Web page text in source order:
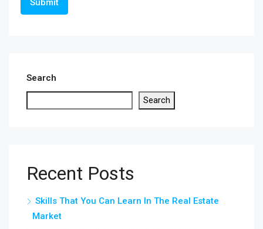
Search
Search
Recent Posts
Skills That You Can Learn In The Real Estate
Market